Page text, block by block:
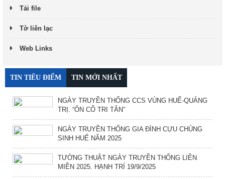
Tải file
Tờ liên lạc
Web Links
TIN TIÊU ĐIỂM TIN MỚI NHẤT
NGÀY TRUYỀN THỐNG CCS VÙNG HUẾ-QUẢNG
TRỊ. “ÔN CỐ TRI TÂN”
NGÀY TRUYỀN THỐNG GIA ĐÌNH CỰU CHỦNG
SINH HUẾ NĂM 2025
TƯỜNG THUẬT NGÀY TRUYỀN THỐNG LIÊN
MIỀN 2025. HẠNH TRÍ 19/9/2025